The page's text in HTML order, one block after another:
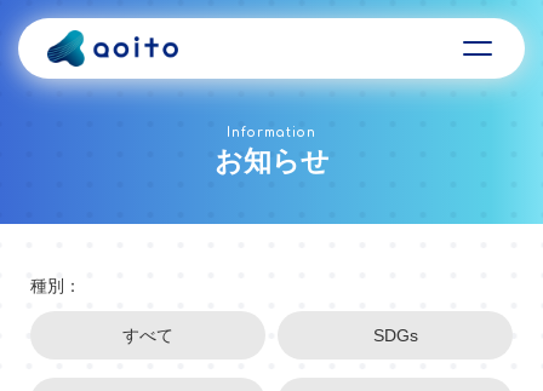
Information
お知らせ
種別：
すべて SDGs